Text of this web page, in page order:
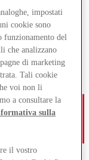
impostati
cookie sono
funzionamento del
che analizzano
di marketing
Tali cookie
voi non li
a consultare la
sulla
il vostro